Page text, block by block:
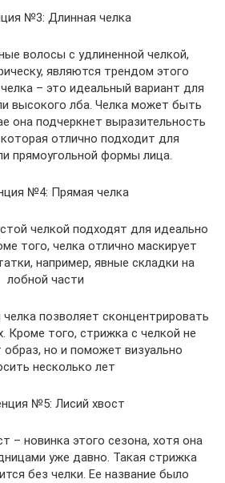
№3: Длинная челка
волосы с удлиненной челкой,
являются трендом этого
– это идеальный вариант для
высокого лба. Челка может быть
она подчеркнет выразительность
отлично подходит для
прямоугольной формы лица.
№4: Прямая челка
челкой подходят для идеально
того, челка отлично маскирует
например, явные складки на
лобной части
позволяет сконцентрировать
Кроме того, стрижка с челкой не
но и поможет визуально
несколько лет
№5: Лисий хвост
– новинка этого сезона, хотя она
уже давно. Такая стрижка
без челки. Ее название было